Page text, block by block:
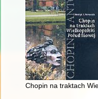
Chopin na traktach